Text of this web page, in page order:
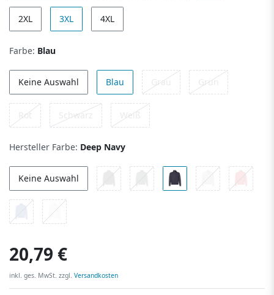
2XL 3XL 4XL
Farbe: Blau
Keine Auswahl Blau Grau Grün
Rot Schwarz Weiß
Hersteller Farbe: Deep Navy
Keine Auswahl
20,79 €
inkl. ges. MwSt. zzgl. Versandkosten